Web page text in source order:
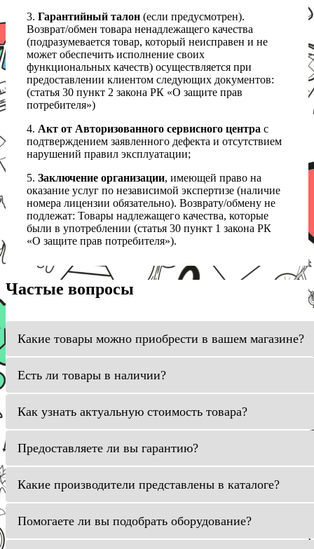
3. Гарантийный талон (если предусмотрен).
Возврат/обмен товара ненадлежащего качества
(подразумевается товар, который неисправен и не
может обеспечить исполнение своих
функциональных качеств) осуществляется при
предоставлении клиентом следующих документов:
(статья 30 пункт 2 закона РК «О защите прав
потребителя»)
4. Акт от Авторизованного сервисного центра с
подтверждением заявленного дефекта и отсутствием
нарушений правил эксплуатации;
5. Заключение организации, имеющей право на
оказание услуг по независимой экспертизе (наличие
номера лицензии обязательно). Возврату/обмену не
подлежат: Товары надлежащего качества, которые
были в употреблении (статья 30 пункт 1 закона РК
«О защите прав потребителя»).
Частые вопросы
Какие товары можно приобрести в вашем магазине?
Есть ли товары в наличии?
Как узнать актуальную стоимость товара?
Предоставляете ли вы гарантию?
Какие производители представлены в каталоге?
Помогаете ли вы подобрать оборудование?